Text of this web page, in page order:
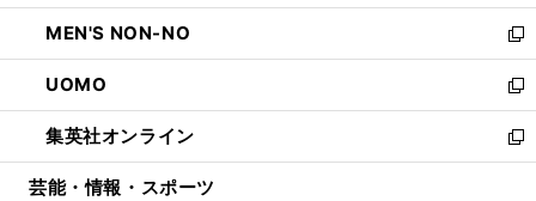
開
く
ウ
で
開
く
ン
ド
ウ
で
開
く
ウ
ィ
ン
ド
ウ
で
開
し
い
ウ
ィ
ン
ド
ウ
MEN'S NON-NO
新
し
い
ウ
ィ
ン
UOMO
新
し
い
ウ
集英社オンライン
新
し
芸能・情報・スポーツ